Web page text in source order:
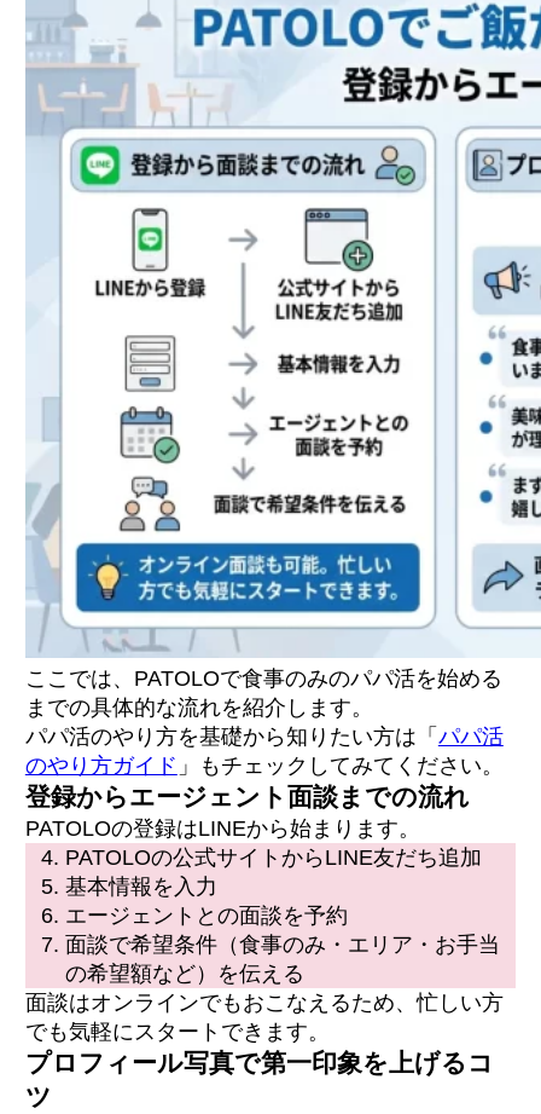
ここでは、PATOLOで食事のみのパパ活を始める
までの具体的な流れを紹介します。
パパ活のやり方を基礎から知りたい方は「 パパ活
のやり方ガイド 」もチェックしてみてください。
登録からエージェント面談までの流れ
PATOLOの登録はLINEから始まります。
PATOLOの公式サイトからLINE友だち追加
基本情報を入力
エージェントとの面談を予約
面談で希望条件（食事のみ・エリア・お手当
の希望額など）を伝える
面談はオンラインでもおこなえるため、忙しい方
でも気軽にスタートできます。
プロフィール写真で第一印象を上げるコ
ツ